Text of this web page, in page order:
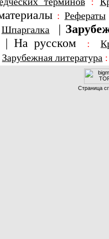
: Рефераты
Шпаргалка |
| На русском :
Зарубежная литература
Страница